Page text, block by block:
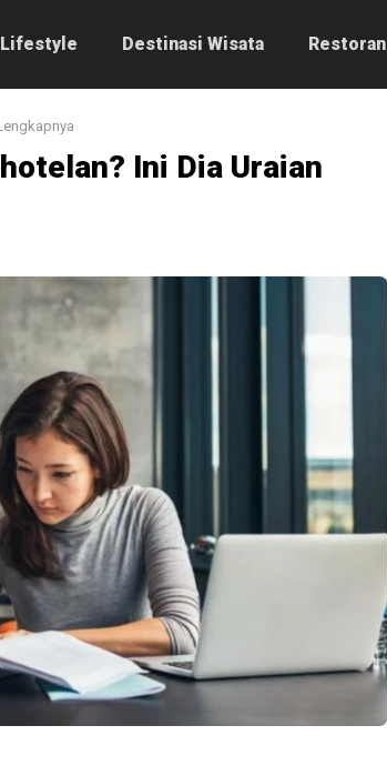
Lifestyle Destinasi Wisata Restoran
Ini Dia Uraian